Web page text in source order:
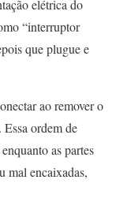
elétrica do
“interruptor
que plugue e
ao remover o
ordem de
as partes
mal encaixadas,